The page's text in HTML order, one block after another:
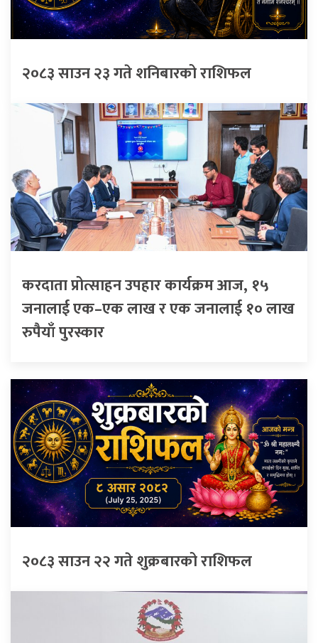
२०८३ साउन २३ गते शनिबारको राशिफल
करदाता प्रोत्साहन उपहार कार्यक्रम आज, १५
जनालाई एक–एक लाख र एक जनालाई १० लाख
रुपैयाँ पुरस्कार
२०८३ साउन २२ गते शुक्रबारको राशिफल